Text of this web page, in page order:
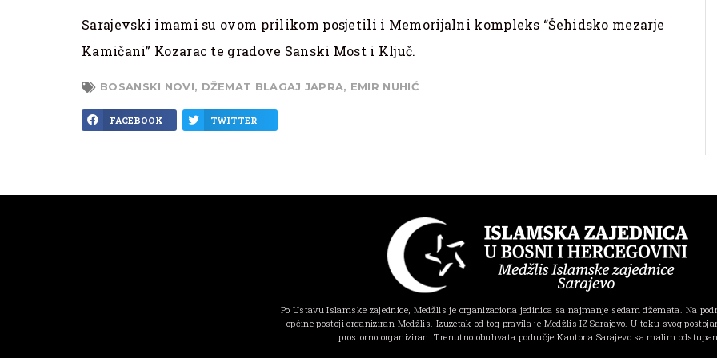
Sarajevski imami su ovom prilikom posjetili i Memorijalni kompleks “Šehidsko mezarje
Kamičani” Kozarac te gradove Sanski Most i Ključ.
BOSANSKI NOVI, DŽEMAT BLAGAJ JAPRA, EMIR NUHIĆ
FACEBOOK TWITTER
Po Ustavu Islamske zajednice, Medžlis je organizaciona jedinica sa najmanje sedam džemata. Na
općine postoji organiziran Medžlis. Izuzetak od tog pravila je Medžlis IZ Sarajevo. U toku svog
prostorno organiziran. Trenutno obuhvata područje Kantona Sarajevo sa malim